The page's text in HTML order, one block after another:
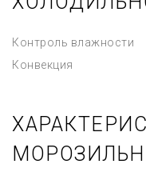
Контроль влажности
Конвекция